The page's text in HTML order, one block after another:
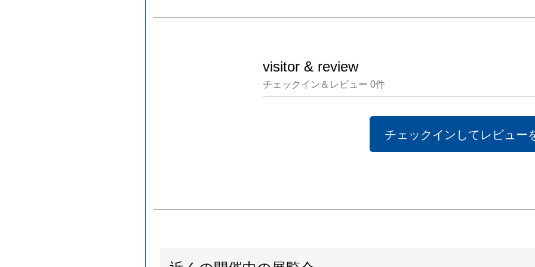
visitor & review
チェックイン＆レビュー 0件
チェックインしてレビュー